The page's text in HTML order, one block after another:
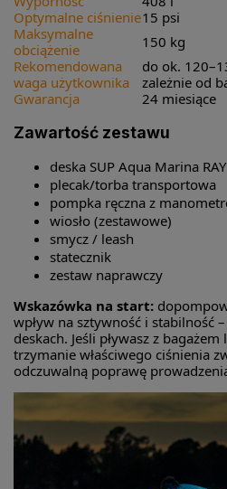
Optymalne ciśnienie15 psi
Maksymalne
obciążenie
150 kg
Rekomendowana
waga użytkownika
do ok.
zależnie od
Gwarancja
24 miesiące
Zawartość zestawu
deska SUP Aqua Marina RAY
plecak/torba transportowa
pompka ręczna z
wiosło (zestawowe)
smycz / leash
statecznik
zestaw naprawczy
Wskazówka na start:
wpływ na sztywność i stabilność
deskach. Jeśli pływasz z
trzymanie właściwego ciśnienia
odczuwalną poprawę